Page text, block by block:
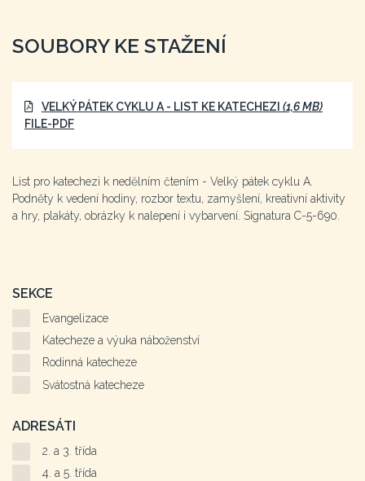
SOUBORY KE STAŽENÍ
VELKÝ PÁTEK CYKLU A - LIST KE KATECHEZI (1,6 MB)
FILE-PDF
List pro katechezi k nedělním čtením - Velký pátek cyklu A.
Podněty k vedení hodiny, rozbor textu, zamyšlení, kreativní aktivity
a hry, plakáty, obrázky k nalepení i vybarvení. Signatura C-5-690.
SEKCE
Evangelizace
Katecheze a výuka náboženství
Rodinná katecheze
Svátostná katecheze
ADRESÁTI
2. a 3. třída
4. a 5. třída